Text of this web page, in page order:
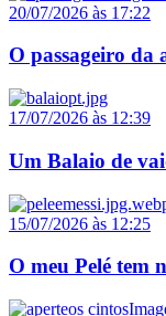
20/07/2026 às 17:22
O passageiro da
17/07/2026 às 12:39
Um Balaio de
15/07/2026 às 12:25
O meu Pelé tem